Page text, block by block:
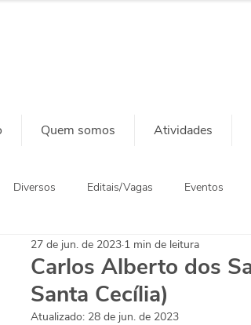
Quem somos Atividades
Diversos Editais/Vagas Eventos
Social Habitação
Carlos Alberto dos
Santa Cecília)
27 de jun. de 2023 1 min de leitura
Atualizado: 28 de jun. de 2023